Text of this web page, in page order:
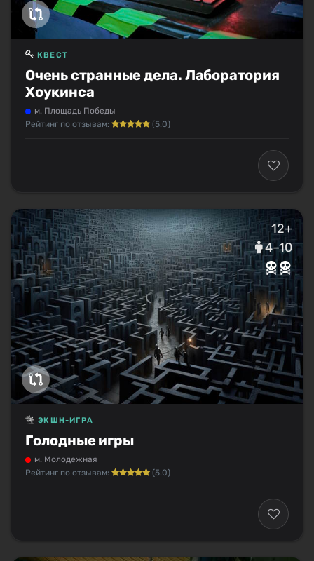
Очень странные дела. Лаборатория
Хоукинса
КВЕСТ
м. Площадь Победы
Рейтинг по отзывам:
(5.0)
12+
4–10
Голодные игры
ЭКШН-ИГРА
м. Молодежная
Рейтинг по отзывам:
(5.0)